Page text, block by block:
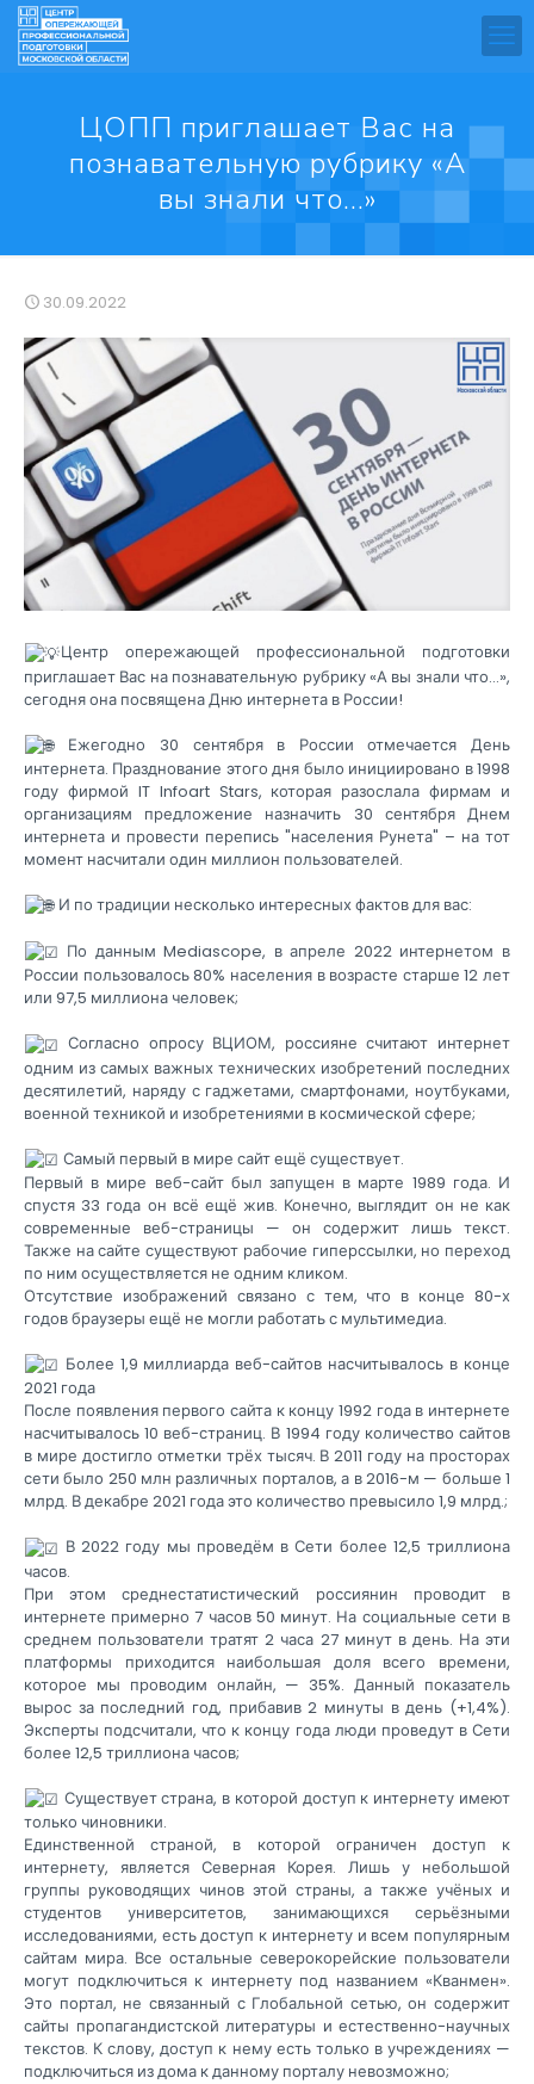
ЦОПП приглашает Вас на
познавательную рубрику «А
вы знали что…»
30.09.2022
Центр опережающей профессиональной подготовки
приглашает Вас на познавательную рубрику «А вы знали что…»,
сегодня она посвящена Дню интернета в России!
Ежегодно 30 сентября в России отмечается День
интернета. Празднование этого дня было инициировано в 1998
году фирмой IT Infoart Stars, которая разослала фирмам и
организациям предложение назначить 30 сентября Днем
интернета и провести перепись "населения Рунета" – на тот
момент насчитали один миллион пользователей.
И по традиции несколько интересных фактов для вас:
По данным Mediascope, в апреле 2022 интернетом в
России пользовалось 80% населения в возрасте старше 12 лет
или 97,5 миллиона человек;
Согласно опросу ВЦИОМ, россияне считают интернет
одним из самых важных технических изобретений последних
десятилетий, наряду с гаджетами, смартфонами, ноутбуками,
военной техникой и изобретениями в космической сфере;
Самый первый в мире сайт ещё существует.
Первый в мире веб-сайт был запущен в марте 1989 года. И
спустя 33 года он всё ещё жив. Конечно, выглядит он не как
современные веб-страницы — он содержит лишь текст.
Также на сайте существуют рабочие гиперссылки, но переход
по ним осуществляется не одним кликом.
Отсутствие изображений связано с тем, что в конце 80-х
годов браузеры ещё не могли работать с мультимедиа.
Более 1,9 миллиарда веб-сайтов насчитывалось в конце
2021 года
После появления первого сайта к концу 1992 года в интернете
насчитывалось 10 веб-страниц. В 1994 году количество сайтов
в мире достигло отметки трёх тысяч. В 2011 году на просторах
сети было 250 млн различных порталов, а в 2016-м — больше 1
млрд. В декабре 2021 года это количество превысило 1,9 млрд.;
В 2022 году мы проведём в Сети более 12,5 триллиона
часов.
При этом среднестатистический россиянин проводит в
интернете примерно 7 часов 50 минут. На социальные сети в
среднем пользователи тратят 2 часа 27 минут в день. На эти
платформы приходится наибольшая доля всего времени,
которое мы проводим онлайн, — 35%. Данный показатель
вырос за последний год, прибавив 2 минуты в день (+1,4%).
Эксперты подсчитали, что к концу года люди проведут в Сети
более 12,5 триллиона часов;
Существует страна, в которой доступ к интернету имеют
только чиновники.
Единственной страной, в которой ограничен доступ к
интернету, является Северная Корея. Лишь у небольшой
группы руководящих чинов этой страны, а также учёных и
студентов университетов, занимающихся серьёзными
исследованиями, есть доступ к интернету и всем популярным
сайтам мира. Все остальные северокорейские пользователи
могут подключиться к интернету под названием «Кванмен».
Это портал, не связанный с Глобальной сетью, он содержит
сайты пропагандистской литературы и естественно-научных
текстов. К слову, доступ к нему есть только в учреждениях —
подключиться из дома к данному порталу невозможно;